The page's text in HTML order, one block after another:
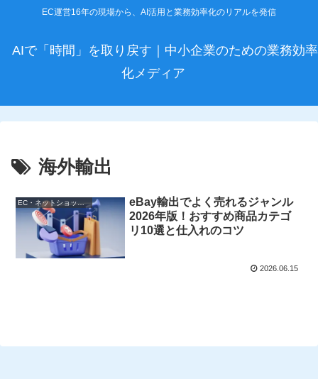
EC運営16年の現場から、AI活用と業務効率化のリアルを発信
AIで「時間」を取り戻す｜中小企業のための業務効率
化メディア
海外輸出
EC・ネットショップ運営
eBay輸出でよく売れるジャンル
2026年版！おすすめ商品カテゴ
リ10選と仕入れのコツ
2026.06.15